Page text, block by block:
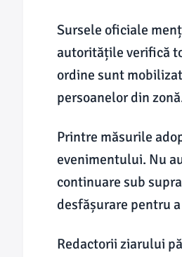
Sursele oficiale
autoritățile verifică
ordine sunt
persoanelor din
Printre măsurile
evenimentului. Nu
continuare sub
desfășurare pentru
Redactorii ziarului